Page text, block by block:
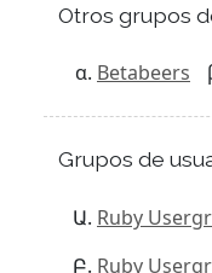
Otros grupos
Betabeers
Grupos de
Ruby
Ruby